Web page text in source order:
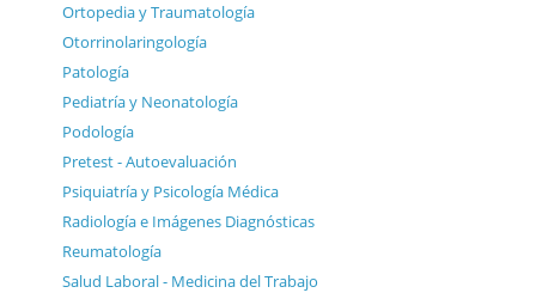
Ortopedia y Traumatología
Otorrinolaringología
Patología
Pediatría y Neonatología
Podología
Pretest - Autoevaluación
Psiquiatría y Psicología Médica
Radiología e Imágenes Diagnósticas
Reumatología
Salud Laboral - Medicina del Trabajo